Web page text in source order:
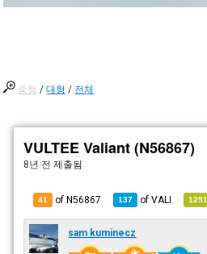
중형 /대형 / 전체
VULTEE Valiant (N56867)
8년 전 제출됨
41 of N56867 137 ofVALI 1251
sam kuminecz